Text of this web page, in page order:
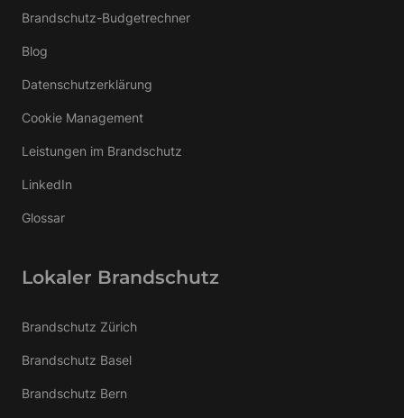
Brandschutz-Budgetrechner
Blog
Datenschutzerklärung
Cookie Management
Leistungen im Brandschutz
LinkedIn
Glossar
Lokaler Brandschutz
Brandschutz Zürich
Brandschutz Basel
Brandschutz Bern